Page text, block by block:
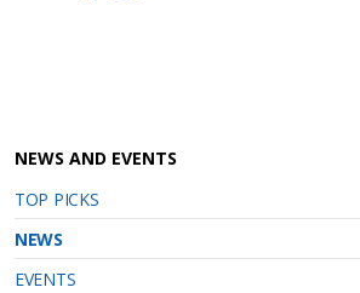
NEWS AND EVENTS
TOP PICKS
NEWS
EVENTS